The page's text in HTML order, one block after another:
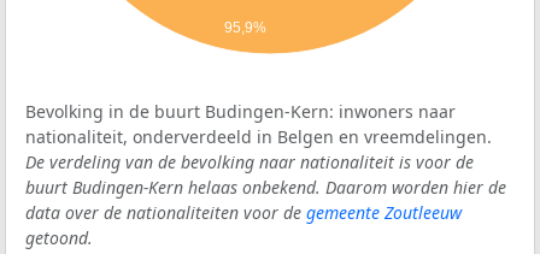
95,9%
Bevolking in de buurt Budingen-Kern: inwoners naar
nationaliteit, onderverdeeld in Belgen en vreemdelingen.
De verdeling van de bevolking naar nationaliteit is voor de
buurt Budingen-Kern helaas onbekend. Daarom worden hier de
data over de nationaliteiten voor de gemeente Zoutleeuw
getoond.